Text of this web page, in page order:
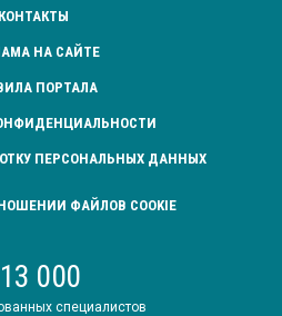
КОНТАКТЫ
НА САЙТЕ
ПОРТАЛА
ПЕРСОНАЛЬНЫХ ДАННЫХ
ФАЙЛОВ COOKIE
000
специалистов